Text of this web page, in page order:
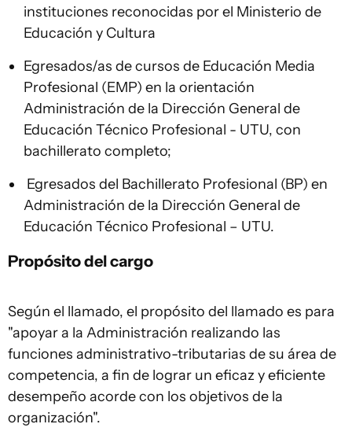
instituciones reconocidas por el Ministerio de
Educación y Cultura
Egresados/as de cursos de Educación Media
Profesional (EMP) en la orientación
Administración de la Dirección General de
Educación Técnico Profesional - UTU, con
bachillerato completo;
Egresados del Bachillerato Profesional (BP) en
Administración de la Dirección General de
Educación Técnico Profesional – UTU.
Propósito del cargo
Según el llamado, el propósito del llamado es para
"apoyar a la Administración realizando las
funciones administrativo-tributarias de su área de
competencia, a fin de lograr un eficaz y eficiente
desempeño acorde con los objetivos de la
organización".